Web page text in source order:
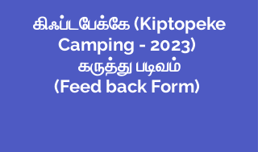
கிஃப்டபேக்கே (Kiptopeke
Camping - 2023)
கருத்து படிவம்
(Feed back Form)